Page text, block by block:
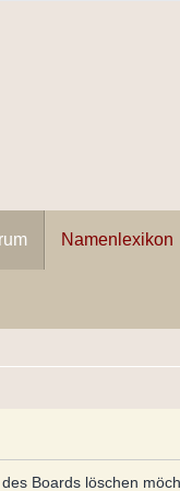
Namenlexikon
Boards löschen